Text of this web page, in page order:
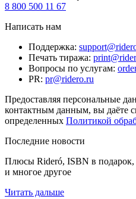
8 800 500 11 67
Написать нам
Поддержка:
Печать тиража:
Вопросы по услугам:
PR: pr@ridero.ru
Предоставляя персональные
контактным данным, вы даёте
определенных Политикой
Последние новости
Плюсы Rideró, ISBN в подарок,
и многое другое
Читать дальше